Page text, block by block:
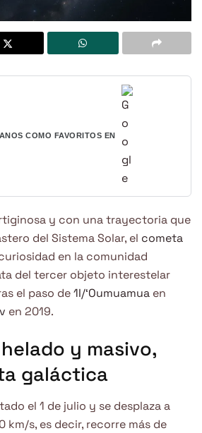
COMO FAVORITOS EN
y con una trayectoria que
del Sistema Solar, el cometa
en la comunidad
del tercer objeto interestelar
el paso de1I/‘Oumuamua en
en 2019.
y masivo,
galáctica
el 1 de julio y se desplaza a
km/s, es decir, recorre más de